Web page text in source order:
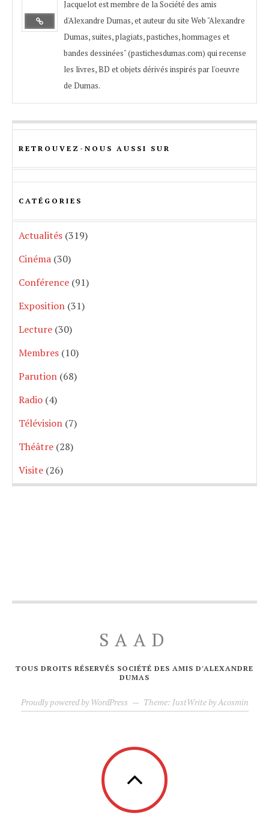
Jacquelot est membre de la Société des amis
d'Alexandre Dumas, et auteur du site Web "Alexandre
Dumas, suites, plagiats, pastiches, hommages et
bandes dessinées" (pastichesdumas.com) qui recense
les livres, BD et objets dérivés inspirés par l'oeuvre
de Dumas.
RETROUVEZ-NOUS AUSSI SUR
CATÉGORIES
Actualités (319)
Cinéma (30)
Conférence (91)
Exposition (31)
Lecture (30)
Membres (10)
Parution (68)
Radio (4)
Télévision (7)
Théâtre (28)
Visite (26)
SAAD
TOUS DROITS RÉSERVÉS SOCIÉTÉ DES AMIS D'ALEXANDRE
DUMAS
Proudly powered by WordPress — Theme: JustWrite byAcosmin